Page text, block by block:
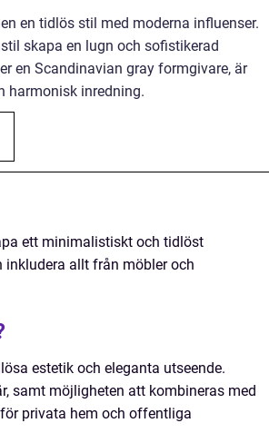
en tidlös stil med moderna influenser.
skapa en lugn och sofistikerad
en Scandinavian gray formgivare, är
harmonisk inredning.
ett minimalistiskt och tidlöst
inkludera allt från möbler och
estetik och eleganta utseende.
samt möjligheten att kombineras med
privata hem och offentliga